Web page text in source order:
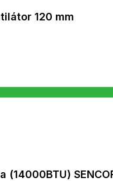
120 mm
(14000BTU)